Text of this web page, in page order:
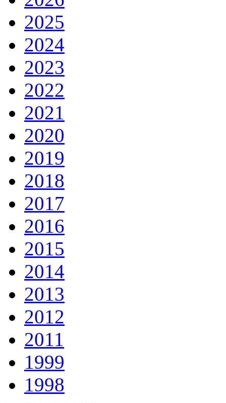
2025
2024
2023
2022
2021
2020
2019
2018
2017
2016
2015
2014
2013
2012
2011
1999
1998